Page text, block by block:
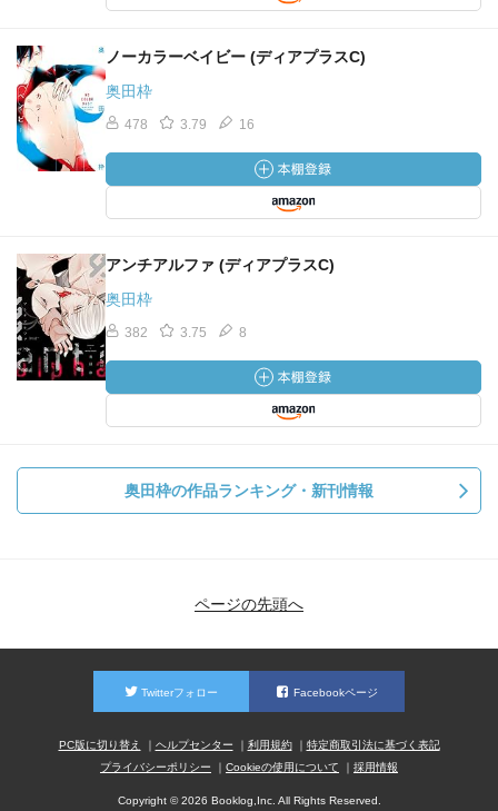
ノーカラーベイビー (ディアプラスC)
奥田枠
478 3.79 16
アンチアルファ (ディアプラスC)
奥田枠
382 3.75 8
奥田枠の作品ランキング・新刊情報
ページの先頭へ
Twitterフォロー Facebookページ
PC版に切り替え ヘルプセンター 利用規約
特定商取引法に基づく表記
プライバシーポリシー
Cookieの使用について 採用情報
Copyright © 2026 Booklog,Inc. All Rights Reserved.